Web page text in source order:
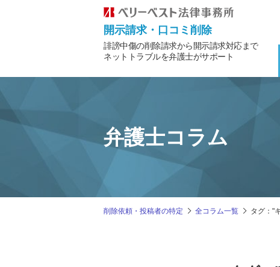
開示請求・口コミ削除
誹謗中傷の削除請求から開示請求対応まで
ネットトラブルを弁護士がサポート
弁護士コラム
削除依頼・投稿者の特定 全コラム一覧 タグ："